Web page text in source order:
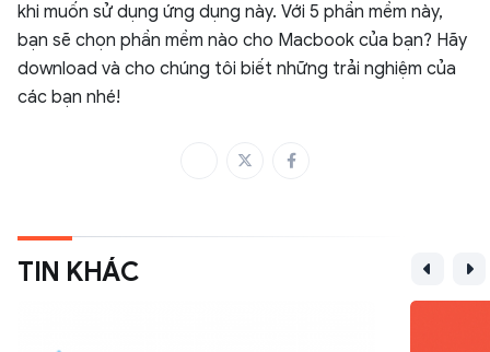
khi muốn sử dụng ứng dụng này. Với 5 phần mềm này,
bạn sẽ chọn phần mềm nào cho Macbook của bạn? Hãy
download và cho chúng tôi biết những trải nghiệm của
các bạn nhé!
TIN KHÁC